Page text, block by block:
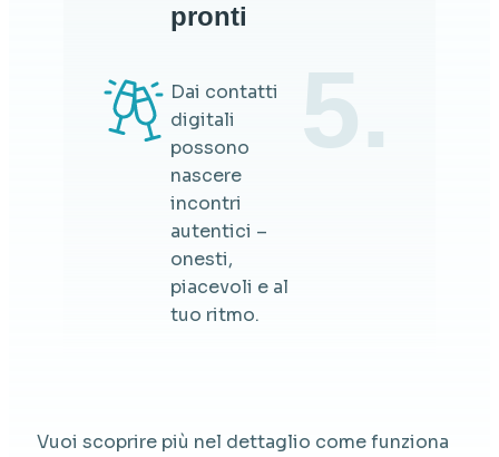
pronti
Dai contatti
digitali
possono
nascere
incontri
autentici –
onesti,
piacevoli e al
tuo ritmo.
5.
Vuoi scoprire più nel dettaglio come funziona